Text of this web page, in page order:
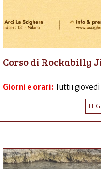
Corso di Rockabilly
Giorni e orari: Tutti i